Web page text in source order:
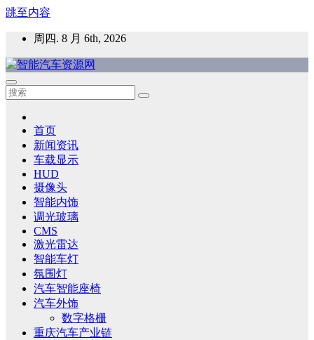
跳至内容
周四. 8 月 6th, 2026
智能汽车资源网
智能表面，智能内饰，新能源汽车，HMI，人车交互，智能车
首页
新闻资讯
车载显示
HUD
摄像头
智能内饰
调光玻璃
CMS
激光雷达
智能车灯
氛围灯
汽车智能座椅
汽车外饰
数字格栅
重庆汽车产业链